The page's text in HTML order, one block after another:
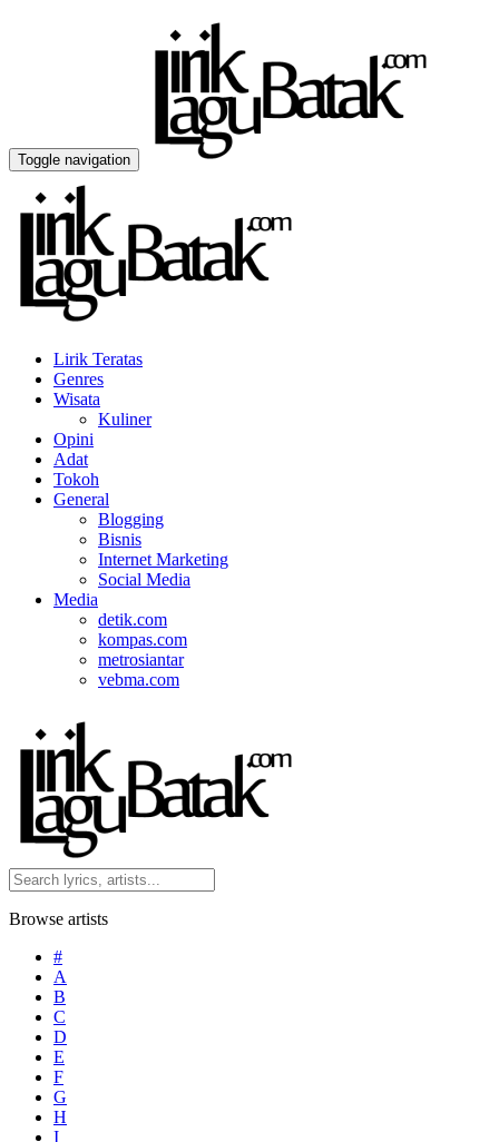
Toggle navigation
Lirik Teratas
Genres
Wisata
Kuliner
Opini
Adat
Tokoh
General
Blogging
Bisnis
Internet Marketing
Social Media
Media
detik.com
kompas.com
metrosiantar
vebma.com
Browse artists
#
A
B
C
D
E
F
G
H
I